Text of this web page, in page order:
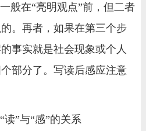
般在“亮明观点”前，但二者
。再者，如果在第三个步
事实就是社会现象或个人
部分了。写读后感应注意
读”与“感”的关系